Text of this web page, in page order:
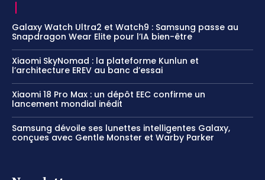
Galaxy Watch Ultra2 et Watch9 : Samsung passe au
Snapdragon Wear Elite pour l’IA bien-être
Xiaomi SkyNomad : la plateforme Kunlun et
l’architecture EREV au banc d’essai
Xiaomi 18 Pro Max : un dépôt EEC confirme un
lancement mondial inédit
Samsung dévoile ses lunettes intelligentes Galaxy,
conçues avec Gentle Monster et Warby Parker